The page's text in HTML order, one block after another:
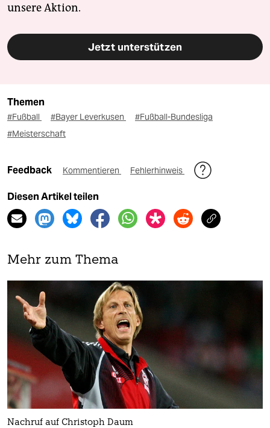
unsere Aktion.
Jetzt unterstützen
Themen
#Fußball #Bayer Leverkusen
#Fußball-Bundesliga
#Meisterschaft
Feedback Kommentieren Fehlerhinweis
Diesen Artikel teilen
Mehr zum Thema
Nachruf auf Christoph Daum